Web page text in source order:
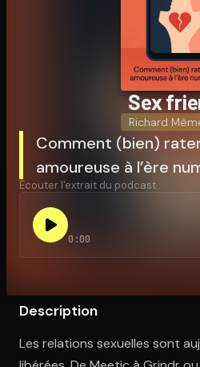
Ouvre l'app Appareil photo,
Sex
Richard
Comment (bien)
amoureuse à l’ère
Écouter l'extrait du podcast :
0:00
Description
Les relations sexuelles sont